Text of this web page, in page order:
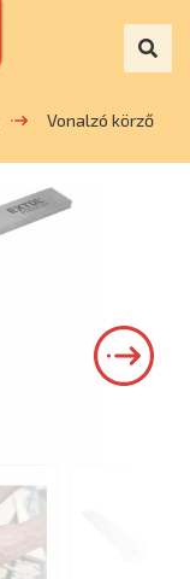
Vonalzó körző